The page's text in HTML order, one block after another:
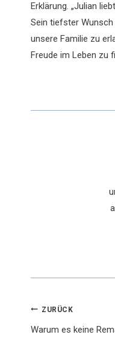
Erklärung. „Julian
Sein tiefster
unsere Familie zu
Freude im Leben zu
ZURÜCK
Warum es keine